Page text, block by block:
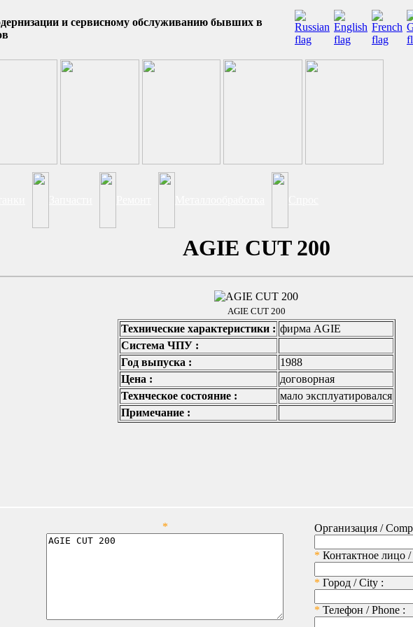
и сервисному обслуживанию бывших в
AGIE CUT 200
AGIE CUT 200
Технические характеристики : фирма AGIE
Система ЧПУ :
Год выпуска :
1988
Цена :
договорная
Технческое состояние :
мало эксплуатировался
Примечание :
* Организация /
* Контактное лицо /
* Город / City :
* Телефон / Phone :